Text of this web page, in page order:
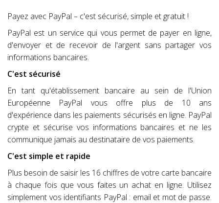
Payez avec PayPal – c'est sécurisé, simple et gratuit !
PayPal est un service qui vous permet de payer en ligne,
d'envoyer et de recevoir de l'argent sans partager vos
informations bancaires.
C'est sécurisé
En tant qu'établissement bancaire au sein de l'Union
Européenne PayPal vous offre plus de 10 ans
d'expérience dans les paiements sécurisés en ligne. PayPal
crypte et sécurise vos informations bancaires et ne les
communique jamais au destinataire de vos paiements.
C'est simple et rapide
Plus besoin de saisir les 16 chiffres de votre carte bancaire
à chaque fois que vous faites un achat en ligne. Utilisez
simplement vos identifiants PayPal : email et mot de passe.